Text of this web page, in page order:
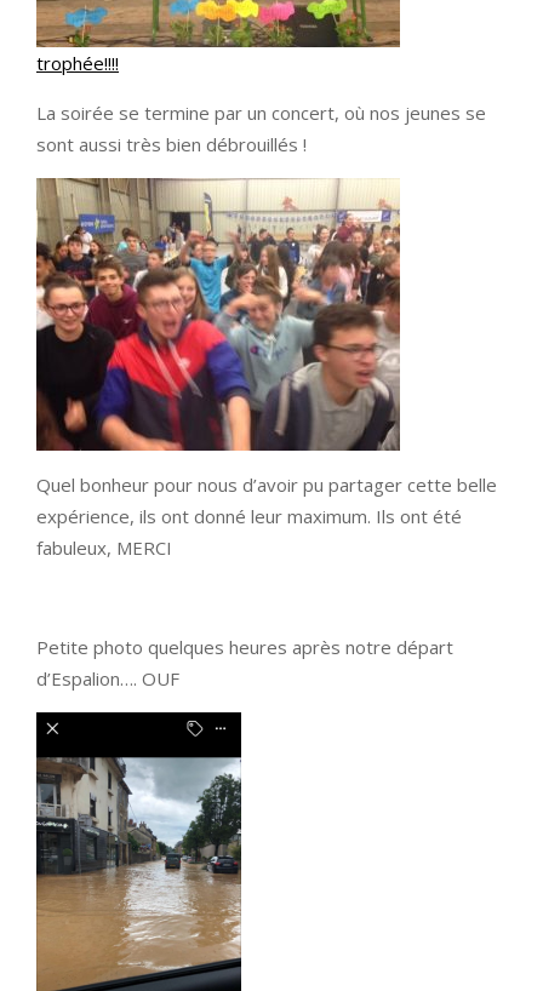
trophée!!!!
La soirée se termine par un concert, où nos jeunes se
sont aussi très bien débrouillés !
Quel bonheur pour nous d’avoir pu partager cette belle
expérience, ils ont donné leur maximum. Ils ont été
fabuleux, MERCI
Petite photo quelques heures après notre départ
d’Espalion…. OUF